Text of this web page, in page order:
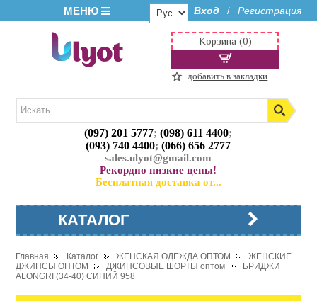
МЕНЮ Вход / Регистрация
(097) 201 5777;(098) 611 4400;
(093) 740 4400;(066) 656 2777
sales.ulyot@gmail.com
Рекордно низкие цены!
Бесплатная доставка от...
Корзина (0)
добавить в закладки
КАТАЛОГ
Главная Каталог ЖЕНСКАЯ ОДЕЖДА ОПТОМ
ЖЕНСКИЕ
ДЖИНСЫ ОПТОМ
ДЖИНСОВЫЕ ШОРТЫ оптом
БРИДЖИ
ALONGRI (34-40) СИНИЙ 958